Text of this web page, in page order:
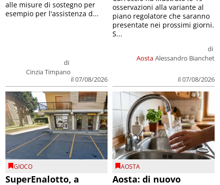
di
Cinzia Timpano
il 07/08/2026
alle misure di sostegno per
esempio per l'assistenza d...
Aosta
di
Alessandro Bianchet
il 07/08/2026
osservazioni alla variante al
piano regolatore che saranno
presentate nei prossimi giorni.
S...
GIOCO
SuperEnalotto, a
AOSTA
Aosta: di nuovo